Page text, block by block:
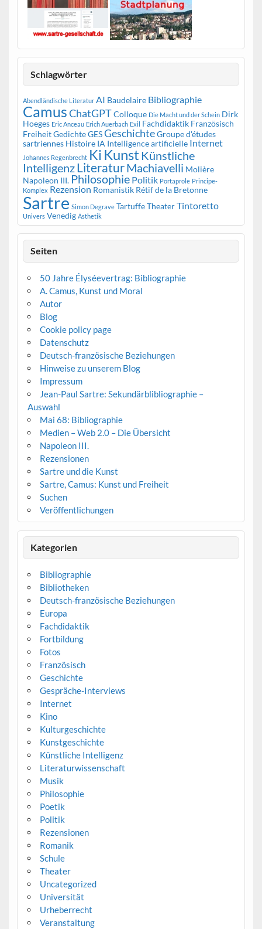
Schlagwörter
Abendländische Literatur AI Baudelaire Bibliographie
CamusChatGPTColloque Die Macht und der Schein Dirk
Hoeges Eric Anceau Erich Auerbach Exil Fachdidaktik Französisch
FreiheitGedichteGESGeschichteGroupe d'études
sartriennes Histoire IA Intelligence artificielle Internet
Johannes Regenbrecht Ki Kunst Künstliche
IntelligenzLiteraturMachiavelli Molière
Napoleon III. Philosophie Politik Portaprole Principe-
Komplex Rezension Romanistik Rétif de la Bretonne
Sartre Simon Degrave TartuffeTheaterTintoretto
Univers Venedig Ästhetik
Seiten
50 Jahre Élyséevertrag: Bibliographie
A. Camus, Kunst und Moral
Autor
Blog
Cookie policy page
Datenschutz
Deutsch-französische Beziehungen
Hinweise zu unserem Blog
Impressum
Jean-Paul Sartre: Sekundärblibliographie –
Auswahl
Mai 68: Bibliographie
Medien – Web 2.0 – Die Übersicht
Napoleon III.
Rezensionen
Sartre und die Kunst
Sartre, Camus: Kunst und Freiheit
Suchen
Veröffentlichungen
Kategorien
Bibliographie
Bibliotheken
Deutsch-französische Beziehungen
Europa
Fachdidaktik
Fortbildung
Fotos
Französisch
Geschichte
Gespräche-Interviews
Internet
Kino
Kulturgeschichte
Kunstgeschichte
Künstliche Intelligenz
Literaturwissenschaft
Musik
Philosophie
Poetik
Politik
Rezensionen
Romanik
Schule
Theater
Uncategorized
Universität
Urheberrecht
Veranstaltung